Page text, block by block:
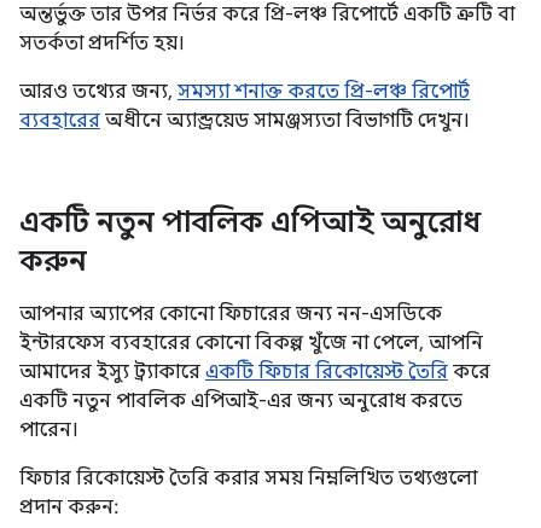
অন্তর্ভুক্ত তার উপর নির্ভর করে প্রি-লঞ্চ রিপোর্টে একটি ত্রুটি বা
সতর্কতা প্রদর্শিত হয়।
আরও তথ্যের জন্য, সমস্যা শনাক্ত করতে প্রি-লঞ্চ রিপোর্ট
ব্যবহারের অধীনে অ্যান্ড্রয়েড সামঞ্জস্যতা বিভাগটি দেখুন।
একটি নতুন পাবলিক এপিআই অনুরোধ
করুন
আপনার অ্যাপের কোনো ফিচারের জন্য নন-এসডিকে
ইন্টারফেস ব্যবহারের কোনো বিকল্প খুঁজে না পেলে, আপনি
আমাদের ইস্যু ট্র্যাকারে একটি ফিচার রিকোয়েস্ট তৈরি করে
একটি নতুন পাবলিক এপিআই-এর জন্য অনুরোধ করতে
পারেন।
ফিচার রিকোয়েস্ট তৈরি করার সময় নিম্নলিখিত তথ্যগুলো
প্রদান করুন: